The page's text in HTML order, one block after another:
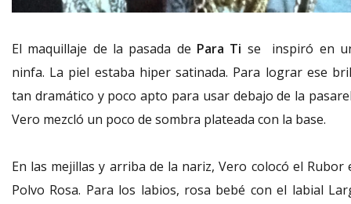
El maquillaje de la pasada de Para Ti se inspiró en
ninfa. La piel estaba hiper satinada. Para lograr ese
tan dramático y poco apto para usar debajo de la
Vero mezcló un poco de sombra plateada con la base.
En las mejillas y arriba de la nariz, Vero colocó el Rubor
Polvo Rosa. Para los labios, rosa bebé con el labial